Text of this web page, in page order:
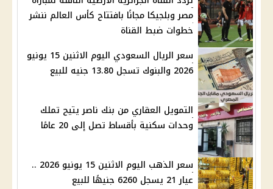
مصر وبلجيكا مجانًا بافتتاح كأس العالم ننشر
خطوات ضبط القناة
سعر الريال السعودي اليوم الاثنين 15 يونيو
2026 والبنوك تسجل 13.80 جنيه للبيع
التمويل العقاري من بنك ناصر يتيح تملك
وحدات سكنية بأقساط تصل إلى 20 عامًا
سعر الذهب اليوم الاثنين 15 يونيو 2026 ..
عيار 21 يسجل 6260 جنيهًا للبيع